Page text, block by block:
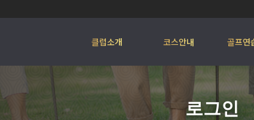
클럽소개 코스안내 골프연
로그인